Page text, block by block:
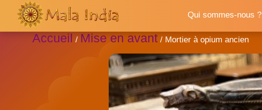
Qui sommes-nous ?
Accueil / Mise en avant / Mortier à opium ancien